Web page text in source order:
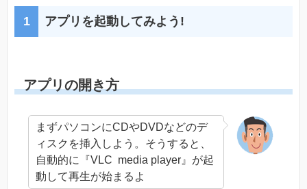
アプリを起動してみよう!
アプリの開き方
まずパソコンにCDやDVDなどのデ
ィスクを挿入しよう。そうすると、
自動的に『VLC media player』が起
動して再生が始まるよ